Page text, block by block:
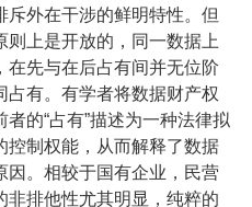
斥外在干涉的鲜明特性。但
上是开放的，同一数据上
在先与在后占有间并无位阶
占有。有学者将数据财产权
的“占有”描述为一种法律拟
控制权能，从而解释了数据
因。相较于国有企业，民营
非排他性尤其明显，纯粹的